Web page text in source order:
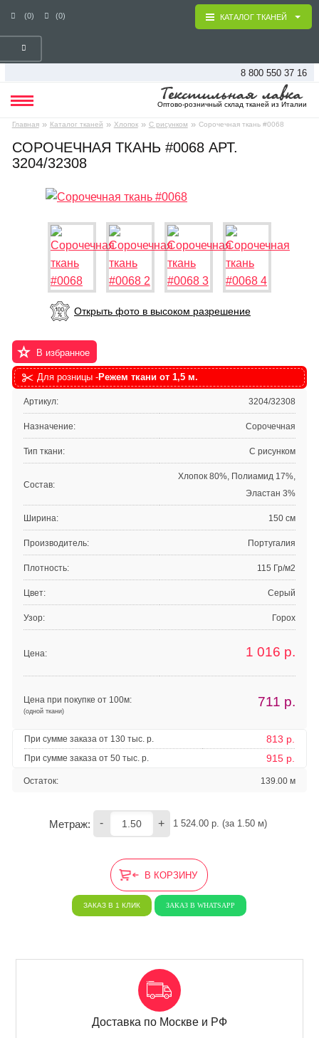
(0) (0)
8 800 550 37 16
Оптово-розничный склад тканей из Италии
Главная » Каталог тканей » Хлопок » С рисунком » Сорочечная ткань #0068
КАТАЛОГ ТКАНЕЙ
СОРОЧЕЧНАЯ ТКАНЬ #0068 АРТ.
3204/32308
Открыть фото в высоком разрешение
В избранное
Для розницы -Режем ткани от 1,5 м.
Артикул: 3204/32308
Назначение: Сорочечная
Тип ткани: С рисунком
Состав:
Хлопок 80%, Полиамид 17%,
Эластан 3%
Ширина: 150 см
Производитель: Португалия
Плотность: 115 Гр/м2
Цвет: Серый
Узор: Горох
Цена: 1 016 р.
Цена при покупке от 100м:
(одной ткани)
711 р.
При сумме заказа от 130 тыс. р. 813 р.
При сумме заказа от 50 тыс. р. 915 р.
Остаток: 139.00 м
Метраж: - + 1 524.00 р. (за 1.50 м)
В КОРЗИНУ
ЗАКАЗ В 1 КЛИК ЗАКАЗ В WHATSAPP
Доставка по Москве и РФ